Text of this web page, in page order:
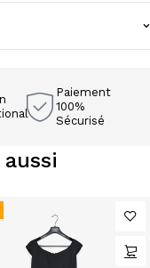
Paiement
100%
Sécurisé